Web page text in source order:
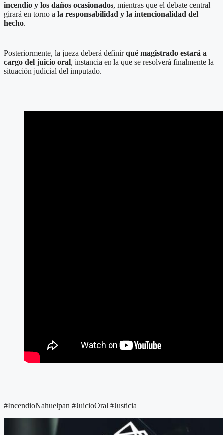
incendio y los daños ocasionados, mientras que el debate central
girará en torno a la responsabilidad y la intencionalidad del
hecho.
Posteriormente, la jueza deberá definirqué magistrado estará a
cargo del juicio oral, instancia en la que se resolverá finalmente la
situación judicial del imputado.
#IncendioNahuelpan #JuicioOral #Justicia